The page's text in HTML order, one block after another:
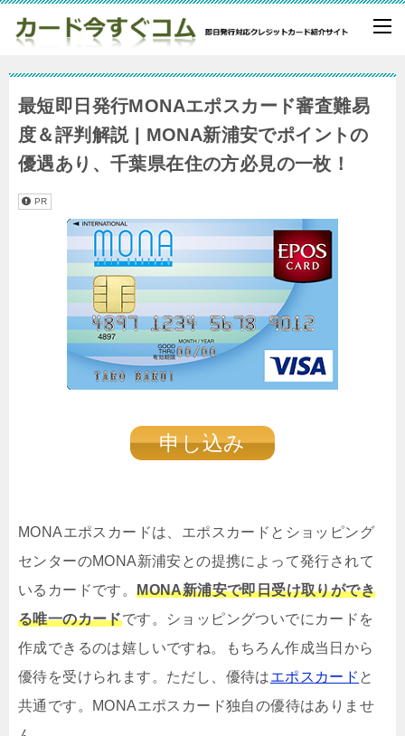
最短即日発行MONAエポスカード審査難易
度＆評判解説 | MONA新浦安でポイントの
優遇あり、千葉県在住の方必見の一枚！
PR
申し込み
MONAエポスカードは、エポスカードとショッピング
センターのMONA新浦安との提携によって発行されて
いるカードです。MONA新浦安で即日受け取りができ
る唯一のカードです。ショッピングついでにカードを
作成できるのは嬉しいですね。もちろん作成当日から
優待を受けられます。ただし、優待はエポスカード と
共通です。MONAエポスカード独自の優待はありませ